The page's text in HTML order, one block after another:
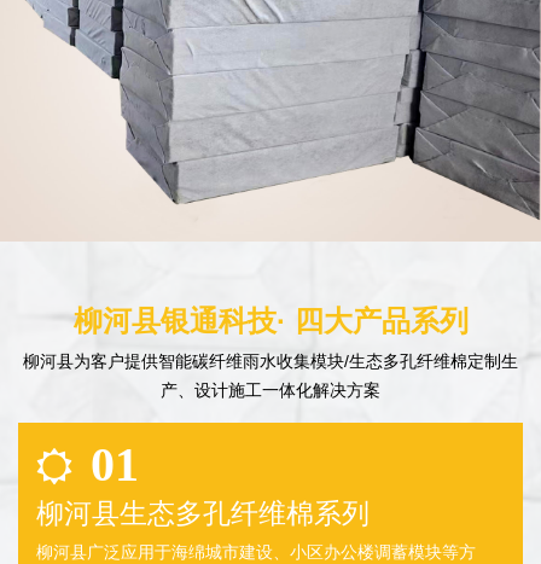
柳河县银通科技· 四大产品系列
柳河县为客户提供智能碳纤维雨水收集模块/生态多孔纤维棉定制生
产、设计施工一体化解决方案
01
柳河县生态多孔纤维棉系列
柳河县广泛应用于海绵城市建设、小区办公楼调蓄模块等方